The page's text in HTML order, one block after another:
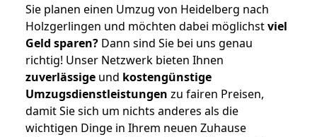
Sie planen einen Umzug von Heidelberg nach
Holzgerlingen und möchten dabei möglichstviel
Geld sparen? Dann sind Sie bei uns genau
richtig! Unser Netzwerk bieten Ihnen
zuverlässige und kostengünstige
Umzugsdienstleistungen zu fairen Preisen,
damit Sie sich um nichts anderes als die
wichtigen Dinge in Ihrem neuen Zuhause